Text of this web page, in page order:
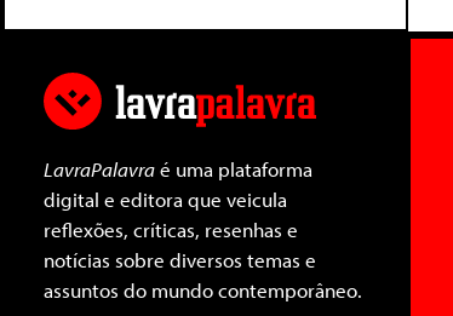
LavraPalavraé uma plataforma
digital e editora que veicula
reflexões, críticas, resenhas e
notícias sobre diversos temas e
assuntos do mundo contemporâneo.